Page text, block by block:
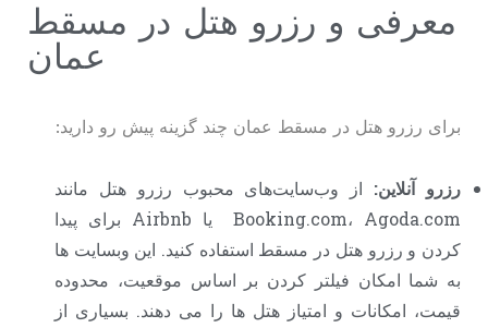
معرفی و رزرو هتل در مسقط
عمان
برای رزرو هتل در مسقط عمان چند گزینه پیش رو دارید:
رزرو آنلاین: از وب‌سایت‌های محبوب رزرو هتل مانند
Booking.com، Agoda.com یا Airbnb برای پیدا
کردن و رزرو هتل در مسقط استفاده کنید. این وبسایت ها
به شما امکان فیلتر کردن بر اساس موقعیت، محدوده
قیمت، امکانات و امتیاز هتل ها را می دهند. بسیاری از